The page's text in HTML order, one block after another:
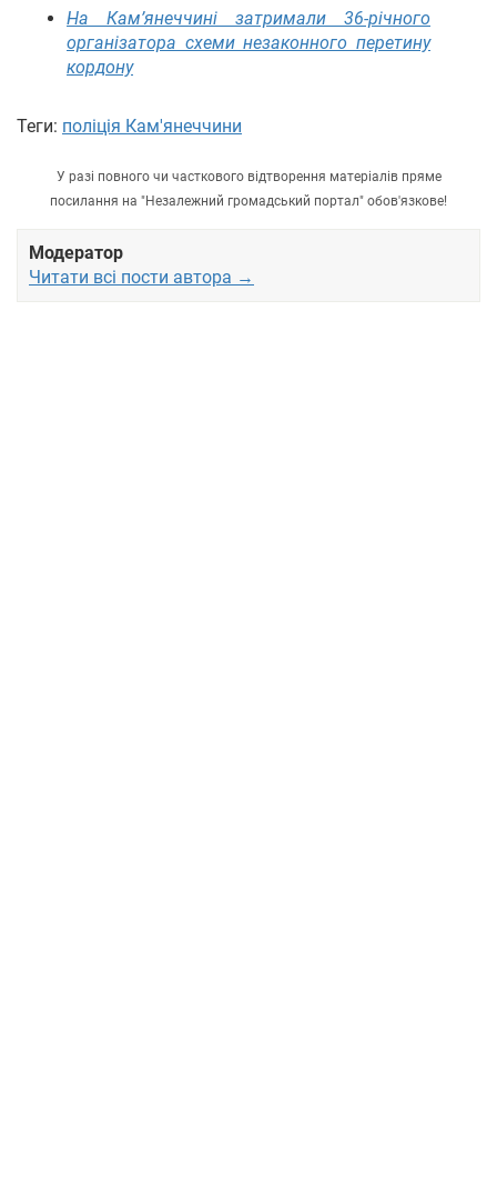
На Кам’янеччині затримали 36-річного
організатора схеми незаконного перетину
кордону
Теги: поліція Кам'янеччини
У разі повного чи часткового відтворення матеріалів пряме
посилання на "Незалежний громадський портал" обов'язкове!
Модератор
Читати всі пости автора →